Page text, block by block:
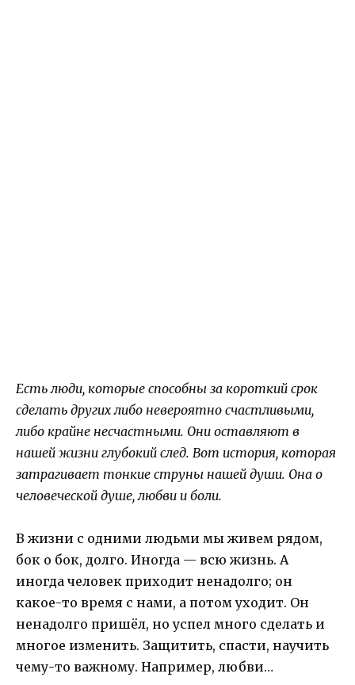
Есть люди, которые способны за короткий срок
сделать других либо невероятно счастливыми,
либо крайне несчастными. Они оставляют в
нашей жизни глубокий след. Вот история, которая
затрагивает тонкие струны нашей души. Она о
человеческой душе, любви и боли.
В жизни с одними людьми мы живем рядом,
бок о бок, долго. Иногда — всю жизнь. А
иногда человек приходит ненадолго; он
какое-то время с нами, а потом уходит. Он
ненадолго пришёл, но успел много сделать и
многое изменить. Защитить, спасти, научить
чему-то важному. Например, любви…